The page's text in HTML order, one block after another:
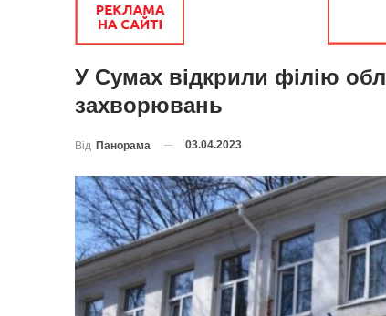
У Сумах відкрили філію
захворювань
Від Панорама 03.04.2023